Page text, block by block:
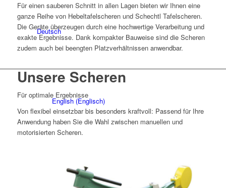
Deutsch
English(Englisch)
Polski(Polnisch
Für einen sauberen Schnitt in allen Lagen bieten wir Ihnen eine
ganze Reihe von Hebeltafelscheren und Schechtl Tafelscheren.
Die Geräte überzeugen durch eine hochwertige Verarbeitung und
exakte Ergebnisse. Dank kompakter Bauweise sind die Scheren
zudem auch bei beengten Platzverhältnissen anwendbar.
Unsere Scheren
Für optimale Ergebnisse
Von flexibel einsetzbar bis besonders kraftvoll: Passend für Ihre
Anwendung haben Sie die Wahl zwischen manuellen und
motorisierten Scheren.